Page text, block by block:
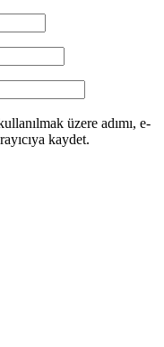
üzere adımı, e-
kaydet.